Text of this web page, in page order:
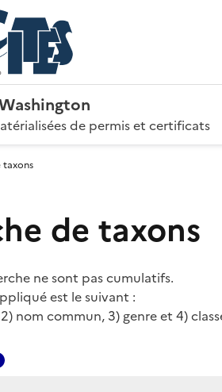
de permis et certificats
taxons
de taxons
ne sont pas cumulatifs.
est le suivant :
nom commun, 3) genre et 4)